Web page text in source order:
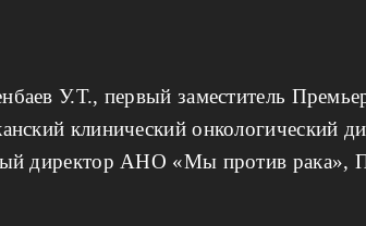
У.Т., первый заместитель
клинический онкологический
директор АНО «Мы против рака»,